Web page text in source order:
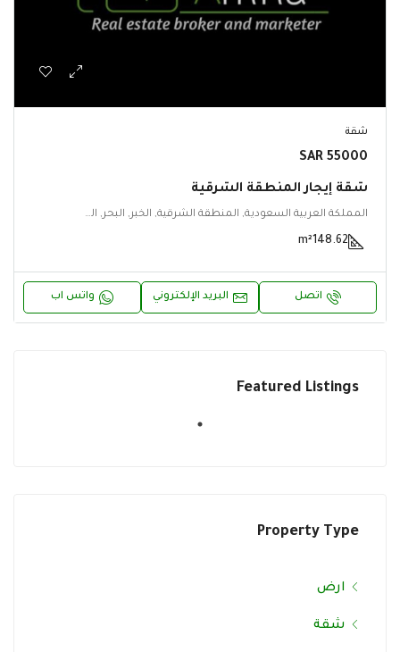
شقة
55000 SAR
شقة إيجار المنطقة الشرقية
المملكة العربية السعودية, المنطقة الشرقية, الخبر, البحر, البحر, الخبر, المنطقة الشرقية
148.62
m²
اتصل البريد الإلكتروني واتس اب
Featured Listings
Property Type
ارض
شقة